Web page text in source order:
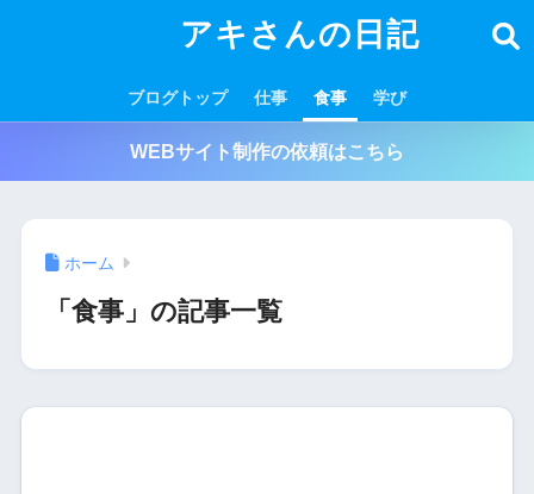
アキさんの日記
ブログトップ 仕事 食事 学び
WEBサイト制作の依頼はこちら
ホーム
「食事」の記事一覧